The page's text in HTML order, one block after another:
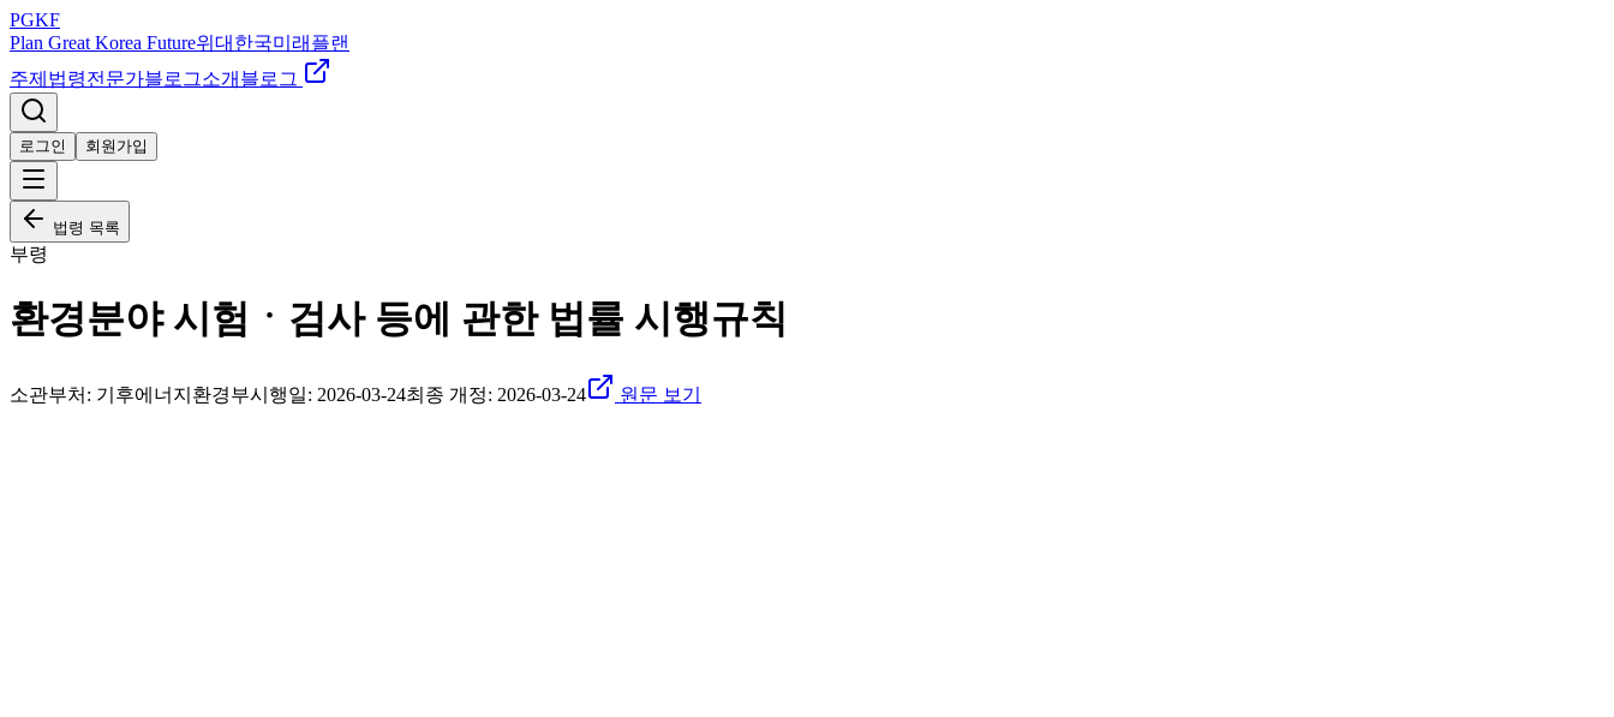
PGKF
Plan Great Korea Future위대한국미래플랜
주제 법령전문가블로그소개 블로그
로그인 회원가입
법령 목록
부령
환경분야 시험ㆍ검사 등에 관한 법률 시행규칙
소관부처: 기후에너지환경부시행일: 2026-03-24최종 개정: 2026-03-24 원문 보기